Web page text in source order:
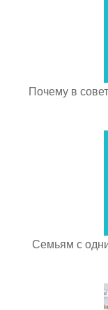
Почему в
Семьям с